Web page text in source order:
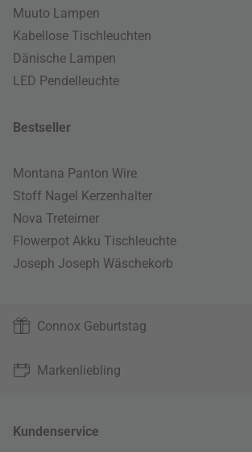
Muuto Lampen
Kabellose Tischleuchten
Dänische Lampen
LED Pendelleuchte
Bestseller
Montana Panton Wire
Stoff Nagel Kerzenhalter
Nova Treteimer
Flowerpot Akku Tischleuchte
Joseph Joseph Wäschekorb
Connox Geburtstag
Markenliebling
Kundenservice